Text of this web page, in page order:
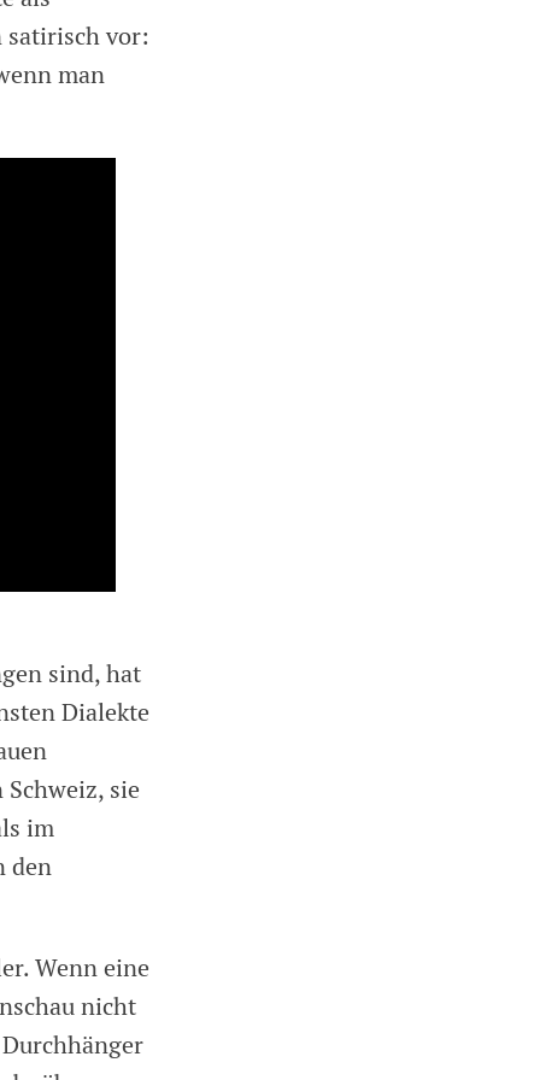
satirisch vor:
man
sind, hat
Dialekte
sie
im
den
Wenn eine
nicht